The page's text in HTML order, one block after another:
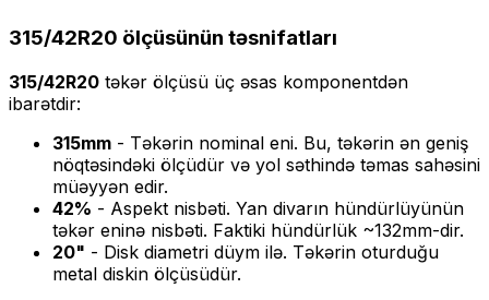
315/42R20 ölçüsünün təsnifatları
315/42R20 təkər ölçüsü üç əsas komponentdən
ibarətdir:
315mm - Təkərin nominal eni. Bu, təkərin ən geniş
nöqtəsindəki ölçüdür və yol səthində təmas sahəsini
müəyyən edir.
42% - Aspekt nisbəti. Yan divarın hündürlüyünün
təkər eninə nisbəti. Faktiki hündürlük ~132mm-dir.
20" - Disk diametri düym ilə. Təkərin oturduğu
metal diskin ölçüsüdür.